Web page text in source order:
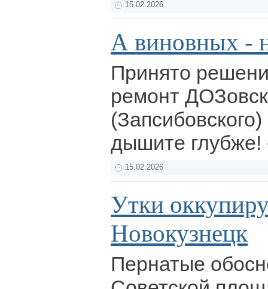
15.02.2026
А виновных -
Принято
ремонт
дышите глубже!
15.02.2026
Утки
Новокузнецк
Пернатые